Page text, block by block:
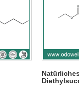
Natürliches